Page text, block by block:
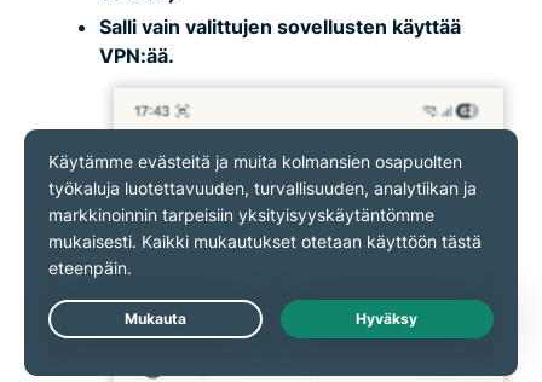
Salli vain valittujen sovellusten käyttää
VPN:ää.
Live Chat